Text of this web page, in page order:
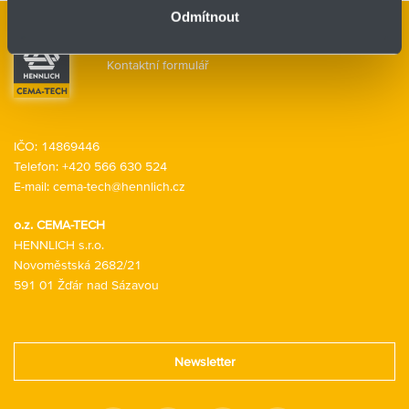
Odmítnout
Kontaktní formulář
o.z. CEMA-TECH
HENNLICH s.r.o.
Novoměstská 2682/21
591 01 Žďár nad Sázavou
IČO: 14869446
Telefon: +420 566 630 524
E-mail: cema-tech@hennlich.cz
Newsletter